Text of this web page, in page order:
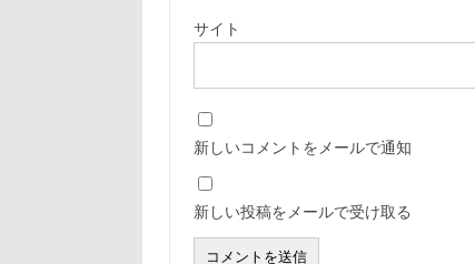
サイト
新しいコメントをメールで通知
新しい投稿をメールで受け取る